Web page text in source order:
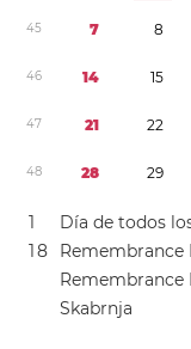
45 7 8
46 14 15
47 21 22
48 28 29
1
Día de todos
18
Skabrnja